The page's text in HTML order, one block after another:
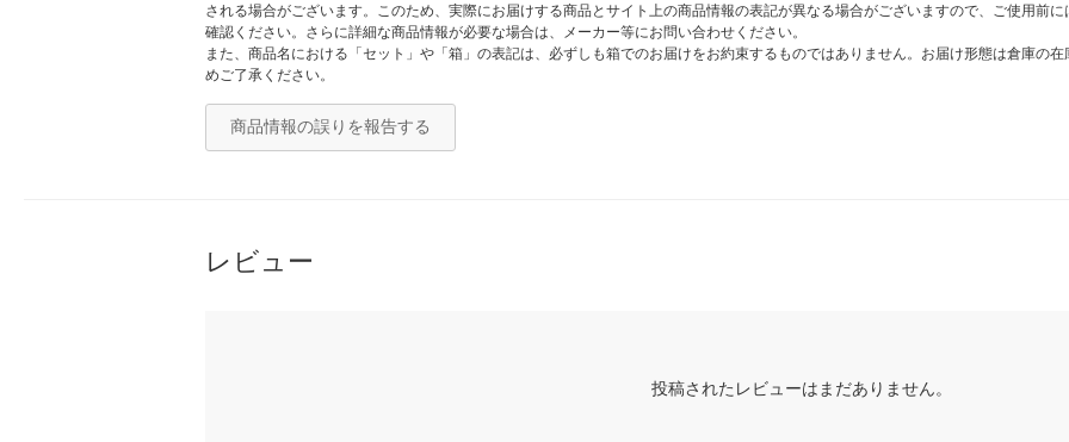
される場合がございます。このため、実際にお届けする商品とサイト上の商品情報の表記が異なる場合がございますので、ご使用前
確認ください。さらに詳細な商品情報が必要な場合は、メーカー等にお問い合わせください。
また、商品名における「セット」や「箱」の表記は、必ずしも箱でのお届けをお約束するものではありません。お届け形態は倉庫の
めご了承ください。
商品情報の誤りを報告する
レビュー
投稿されたレビューはまだありません。